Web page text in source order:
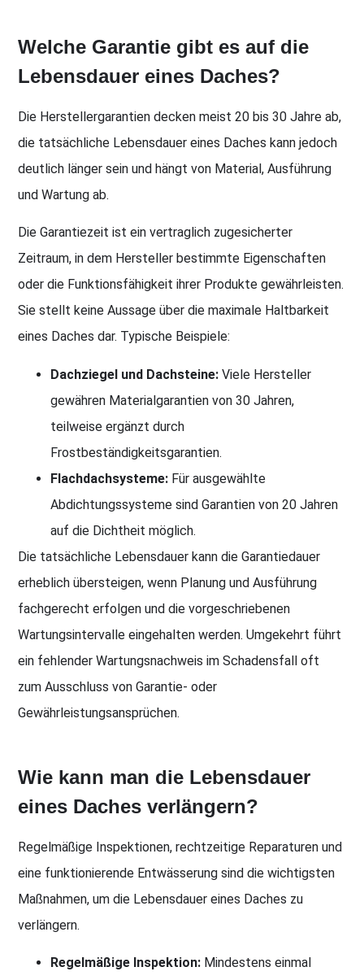
Welche Garantie gibt es auf die
Lebensdauer eines Daches?
Die Herstellergarantien decken meist 20 bis 30 Jahre ab,
die tatsächliche Lebensdauer eines Daches kann jedoch
deutlich länger sein und hängt von Material, Ausführung
und Wartung ab.
Die Garantiezeit ist ein vertraglich zugesicherter
Zeitraum, in dem Hersteller bestimmte Eigenschaften
oder die Funktionsfähigkeit ihrer Produkte gewährleisten.
Sie stellt keine Aussage über die maximale Haltbarkeit
eines Daches dar. Typische Beispiele:
Dachziegel und Dachsteine:Viele Hersteller
gewähren Materialgarantien von 30 Jahren,
teilweise ergänzt durch
Frostbeständigkeitsgarantien.
Flachdachsysteme: Für ausgewählte
Abdichtungssysteme sind Garantien von 20 Jahren
auf die Dichtheit möglich.
Die tatsächliche Lebensdauer kann die Garantiedauer
erheblich übersteigen, wenn Planung und Ausführung
fachgerecht erfolgen und die vorgeschriebenen
Wartungsintervalle eingehalten werden. Umgekehrt führt
ein fehlender Wartungsnachweis im Schadensfall oft
zum Ausschluss von Garantie- oder
Gewährleistungsansprüchen.
Wie kann man die Lebensdauer
eines Daches verlängern?
Regelmäßige Inspektionen, rechtzeitige Reparaturen und
eine funktionierende Entwässerung sind die wichtigsten
Maßnahmen, um die Lebensdauer eines Daches zu
verlängern.
Regelmäßige Inspektion: Mindestens einmal